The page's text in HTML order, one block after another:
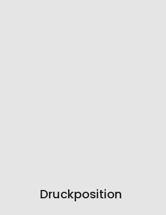
Druckposition